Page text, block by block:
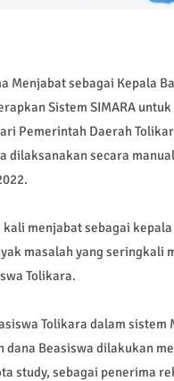
Menjabat sebagai Kepala
Sistem SIMARA
Pemerintah Daerah
dilaksanakan secara
menjabat sebagai
masalah yang seringkali
Tolikara.
Tolikara dalam
dana Beasiswa dilakukan
study, sebagai penerima